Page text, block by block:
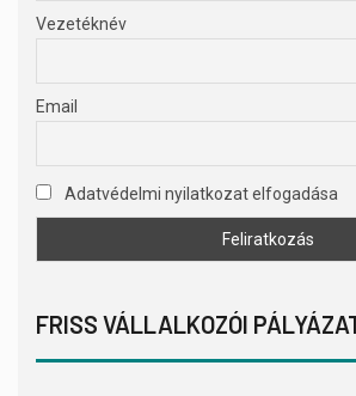
Vezetéknév
Email
Adatvédelmi nyilatkozat elfogadása
FRISS VÁLLALKOZÓI